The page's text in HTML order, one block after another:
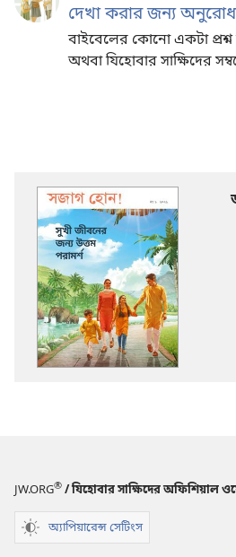
দেখা করার জন্য
বাইবেলের কোনো একটা
অথবা যিহোবার সাক্ষিদের
JW.ORG® / যিহোবার সাক্ষিদের অফিশিয়াল
অ্যাপিয়ারেন্স সেটিংস